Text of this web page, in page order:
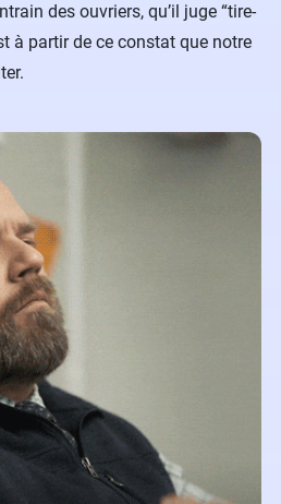
des ouvriers, qu’il juge “tire-
à partir de ce constat que notre